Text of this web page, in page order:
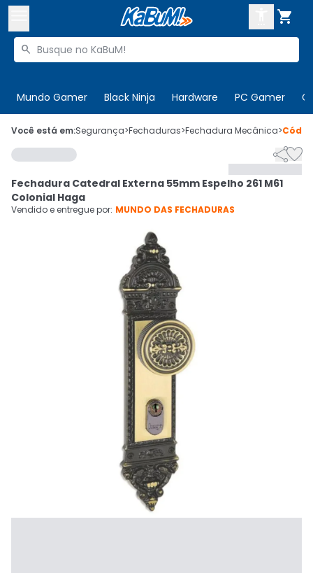

Buscar produtos

Mundo Gamer Black Ninja Hardware PC Gamer
 Olá. Acesse sua conta
 Departamentos
Cupons
Ativar tradutor em libras
CADASTRE-SE
Você está em:Segurança>Fechaduras>Fechadura Mecânica>

Fechadura Catedral Externa 55mm Espelho 261 M61
Colonial Haga
Vendido e entregue por: MUNDO DAS FECHADURAS